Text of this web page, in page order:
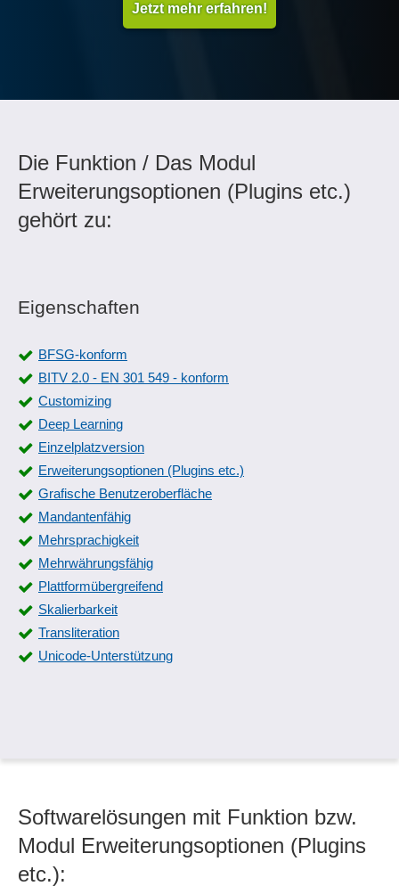
Jetzt mehr erfahren!
Die Funktion / Das Modul
Erweiterungsoptionen (Plugins etc.)
gehört zu:
Eigenschaften
BFSG-konform
BITV 2.0 - EN 301 549 - konform
Customizing
Deep Learning
Einzelplatzversion
Erweiterungsoptionen (Plugins etc.)
Grafische Benutzeroberfläche
Mandantenfähig
Mehrsprachigkeit
Mehrwährungsfähig
Plattformübergreifend
Skalierbarkeit
Transliteration
Unicode-Unterstützung
Softwarelösungen mit Funktion bzw.
Modul Erweiterungsoptionen (Plugins
etc.):